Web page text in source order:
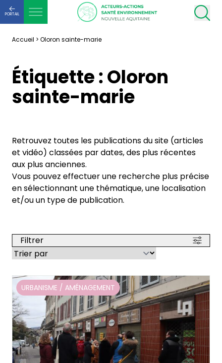
PORTAIL
Accueil > Oloron sainte-marie
Étiquette :Oloron
sainte-marie
Retrouvez toutes les publications du site (articles
et vidéo) classées par dates, des plus récentes
aux plus anciennes.
Vous pouvez effectuer une recherche plus précise
en sélectionnant une thématique, une localisation
et/ou un type de publication.
Filtrer
URBANISME / AMÉNAGEMENT